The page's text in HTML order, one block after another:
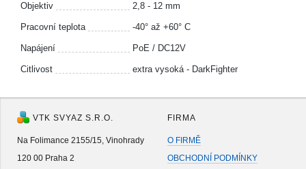
Objektiv 2,8 - 12 mm
Pracovní teplota -40° až +60° C
Napájení PoE / DC12V
Citlivost extra vysoká - DarkFighter
VTK SVYAZ S.R.O.
Na Folimance 2155/15, Vinohrady
120 00 Praha 2
FIRMA
O FIRMĚ
OBCHODNÍ PODMÍNKY